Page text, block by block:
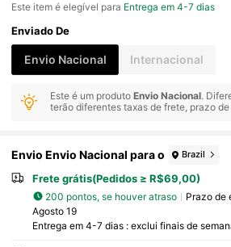
Este item é elegível para Entrega em 4-7 dias
Enviado De
Envio Nacional Internacional
Este é um produtoEnvio Nacional.
terão diferentes taxas de frete, prazo
Envio Envio Nacional para o Brazil
Frete grátis(Pedidos ≥ R$69,00)
200 pontos, se houver atraso Prazo de
Agosto 19
Entrega em 4-7 dias : exclui finais de